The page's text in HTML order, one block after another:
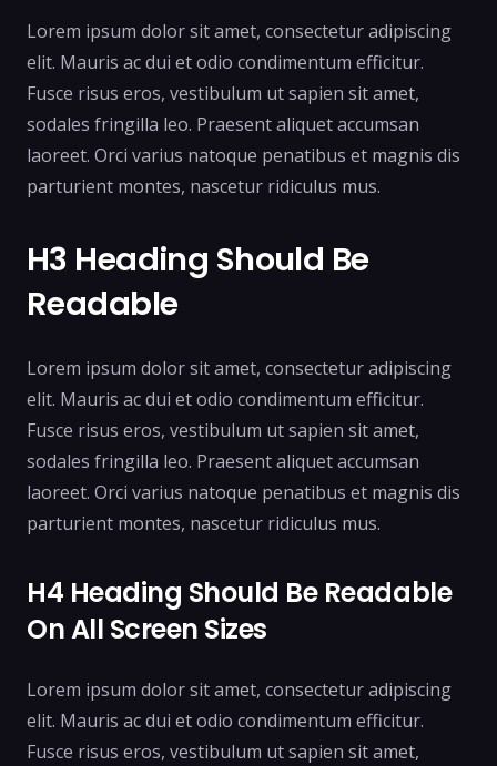
Lorem ipsum dolor sit amet, consectetur adipiscing
elit. Mauris ac dui et odio condimentum efficitur.
Fusce risus eros, vestibulum ut sapien sit amet,
sodales fringilla leo. Praesent aliquet accumsan
laoreet. Orci varius natoque penatibus et magnis dis
parturient montes, nascetur ridiculus mus.
H3 Heading Should Be
Readable
Lorem ipsum dolor sit amet, consectetur adipiscing
elit. Mauris ac dui et odio condimentum efficitur.
Fusce risus eros, vestibulum ut sapien sit amet,
sodales fringilla leo. Praesent aliquet accumsan
laoreet. Orci varius natoque penatibus et magnis dis
parturient montes, nascetur ridiculus mus.
H4 Heading Should Be Readable
On All Screen Sizes
Lorem ipsum dolor sit amet, consectetur adipiscing
elit. Mauris ac dui et odio condimentum efficitur.
Fusce risus eros, vestibulum ut sapien sit amet,